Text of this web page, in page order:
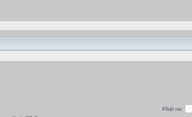
Přejít na: